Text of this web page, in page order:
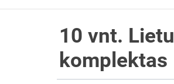
10 vnt.
komplektas